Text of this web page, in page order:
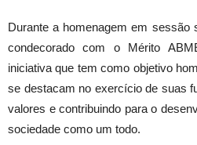
Durante a homenagem em sessão
condecorado com o Mérito
iniciativa que tem como objetivo
se destacam no exercício de suas
valores e contribuindo para o
sociedade como um todo.